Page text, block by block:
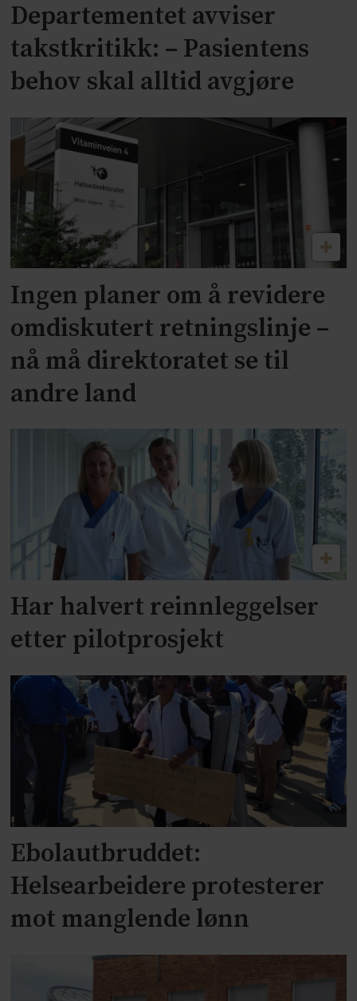
Departementet avviser
takstkritikk: – Pasientens
behov skal alltid avgjøre
Ingen planer om å revidere
omdiskutert retningslinje –
nå må direktoratet se til
andre land
Har halvert reinnleggelser
etter pilotprosjekt
Ebolautbruddet:
Helsearbeidere protesterer
mot manglende lønn